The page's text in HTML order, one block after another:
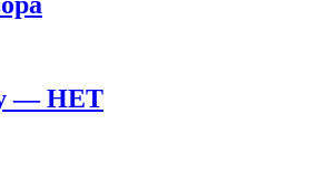
— НЕТ